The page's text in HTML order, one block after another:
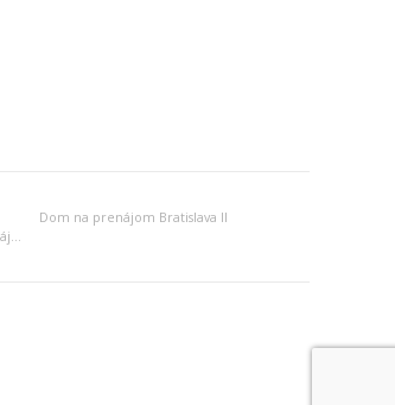
Dom na prenájom Bratislava II
Objekt na bývanie a rekreáciu na prenájom Bratislava II